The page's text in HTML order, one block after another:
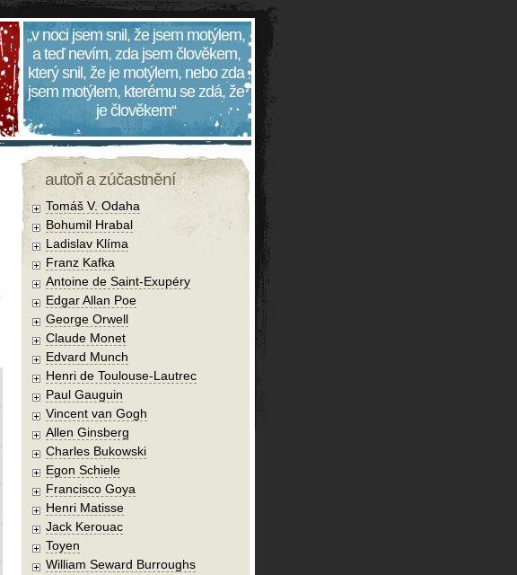
„v noci jsem snil, že jsem motýlem,
a teď nevím, zda jsem člověkem,
který snil, že je motýlem, nebo zda
jsem motýlem, kterému se zdá, že
je člověkem“
autoři a zúčastnění
Tomáš V. Odaha
Bohumil Hrabal
Ladislav Klíma
Franz Kafka
Antoine de Saint-Exupéry
Edgar Allan Poe
George Orwell
Claude Monet
Edvard Munch
Henri de Toulouse-Lautrec
Paul Gauguin
Vincent van Gogh
Allen Ginsberg
Charles Bukowski
Egon Schiele
Francisco Goya
Henri Matisse
Jack Kerouac
Toyen
William Seward Burroughs